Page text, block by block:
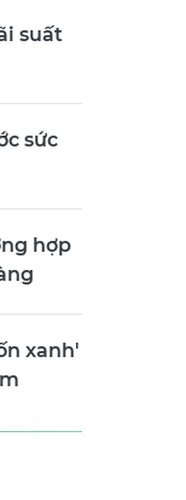
suất
sức
hợp
xanh'